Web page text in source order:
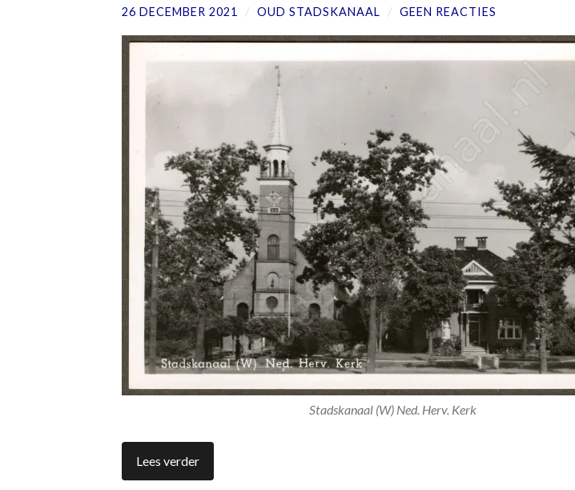
26 DECEMBER 2021 / OUD STADSKANAAL / GEEN REACTIES
Stadskanaal (W) Ned. Herv. Kerk
Lees verder